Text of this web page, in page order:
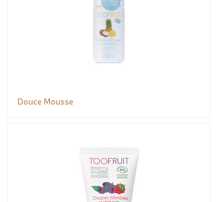
Douce Mousse